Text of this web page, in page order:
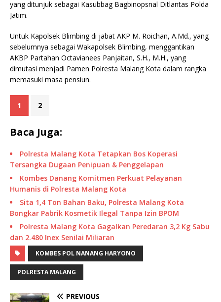
yang ditunjuk sebagai Kasubbag Bagbinopsnal Ditlantas Polda
Jatim.
Untuk Kapolsek Blimbing di jabat AKP M. Roichan, A.Md., yang
sebelumnya sebagai Wakapolsek Blimbing, menggantikan
AKBP Partahan Octavianees Panjaitan, S.H., M.H., yang
dimutasi menjadi Pamen Polresta Malang Kota dalam rangka
memasuki masa pensiun.
1 2
Baca Juga:
Polresta Malang Kota Tetapkan Bos Koperasi
Tersangka Dugaan Penipuan & Penggelapan
Kombes Danang Komitmen Perkuat Pelayanan
Humanis di Polresta Malang Kota
Sita 1,4 Ton Bahan Baku, Polresta Malang Kota
Bongkar Pabrik Kosmetik Ilegal Tanpa Izin BPOM
Polresta Malang Kota Gagalkan Peredaran 3,2 Kg Sabu
dan 2.480 Inex Senilai Miliaran
KOMBES POL NANANG HARYONO
POLRESTA MALANG
PREVIOUS